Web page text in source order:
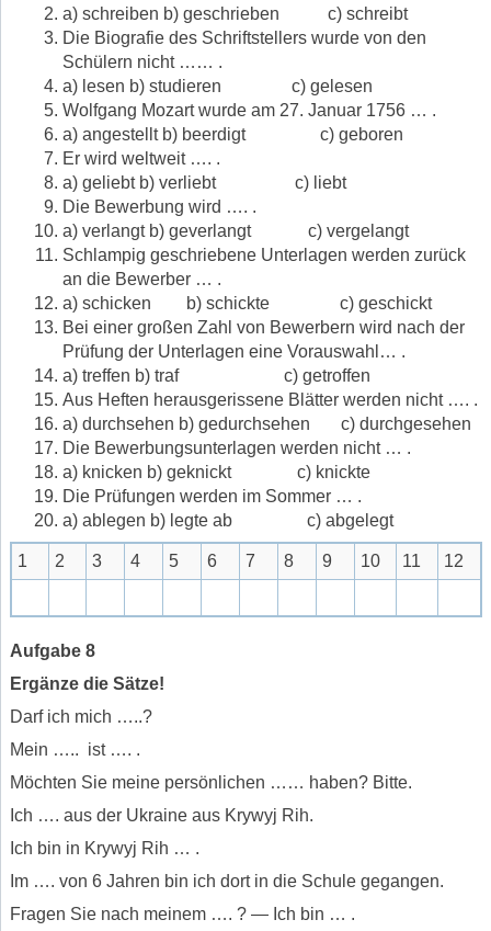
a) schreiben b) geschrieben c) schreibt
Die Biografie des Schriftstellers wurde von den
Schülern nicht …… .
a) lesen b) studieren c) gelesen
Wolfgang Mozart wurde am 27. Januar 1756 … .
a) angestellt b) beerdigt c) geboren
Er wird weltweit …. .
a) geliebt b) verliebt c) liebt
Die Bewerbung wird …. .
a) verlangt b) geverlangt c) vergelangt
Schlampig geschriebene Unterlagen werden zurück
an die Bewerber … .
a) schicken b) schickte c) geschickt
Bei einer großen Zahl von Bewerbern wird nach der
Prüfung der Unterlagen eine Vorauswahl… .
a) treffen b) traf c) getroffen
Aus Heften herausgerissene Blätter werden nicht …. .
a) durchsehen b) gedurchsehen c) durchgesehen
Die Bewerbungsunterlagen werden nicht … .
a) knicken b) geknickt c) knickte
Die Prüfungen werden im Sommer … .
a) ablegen b) legte ab c) abgelegt
1 2 3 4 5 6 7 8 9 10 11 12
Aufgabe 8
Ergänze die Sätze!
Darf ich mich …..?
Mein ….. ist …. .
Möchten Sie meine persönlichen …… haben? Bitte.
Ich …. aus der Ukraine aus Krywyj Rih.
Ich bin in Krywyj Rih … .
Im …. von 6 Jahren bin ich dort in die Schule gegangen.
Fragen Sie nach meinem …. ? — Ich bin … .